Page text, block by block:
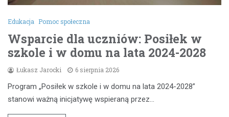
Edukacja Pomoc społeczna
Wsparcie dla uczniów: Posiłek w
szkole i w domu na lata 2024-2028
Łukasz Jarocki 6 sierpnia 2026
Program „Posiłek w szkole i w domu na lata 2024-2028”
stanowi ważną inicjatywę wspieraną przez…